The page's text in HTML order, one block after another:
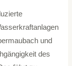
und
des